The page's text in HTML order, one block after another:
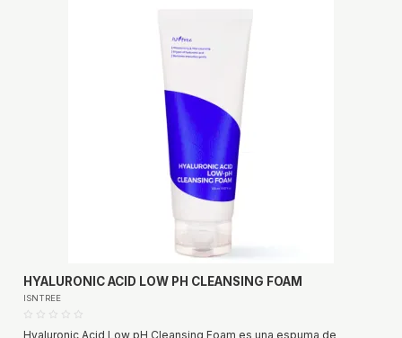
HYALURONIC ACID LOW PH CLEANSING FOAM
ISNTREE
Hyaluronic Acid Low pH Cleansing Foam es una espuma de